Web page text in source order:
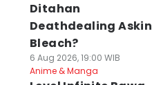
Ditahan
Deathdealing Askin
Bleach?
6 Aug 2026, 19:00 WIB
Anime & Manga